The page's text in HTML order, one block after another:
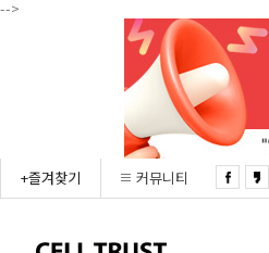
-->
+즐겨찾기 커뮤니티